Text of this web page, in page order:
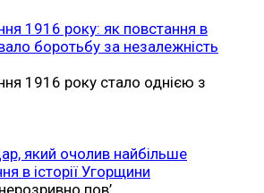
1916 року: як повстання в
боротьбу за незалежність
1916 року стало однією з
який очолив найбільше
в історії Угорщини
пов’